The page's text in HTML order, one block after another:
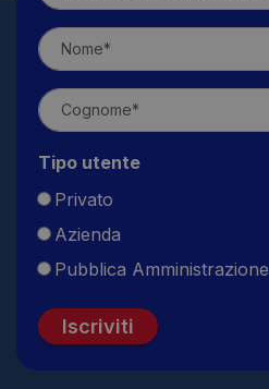
Tipo utente
Privato
Azienda
Pubblica Amministrazione
Iscriviti